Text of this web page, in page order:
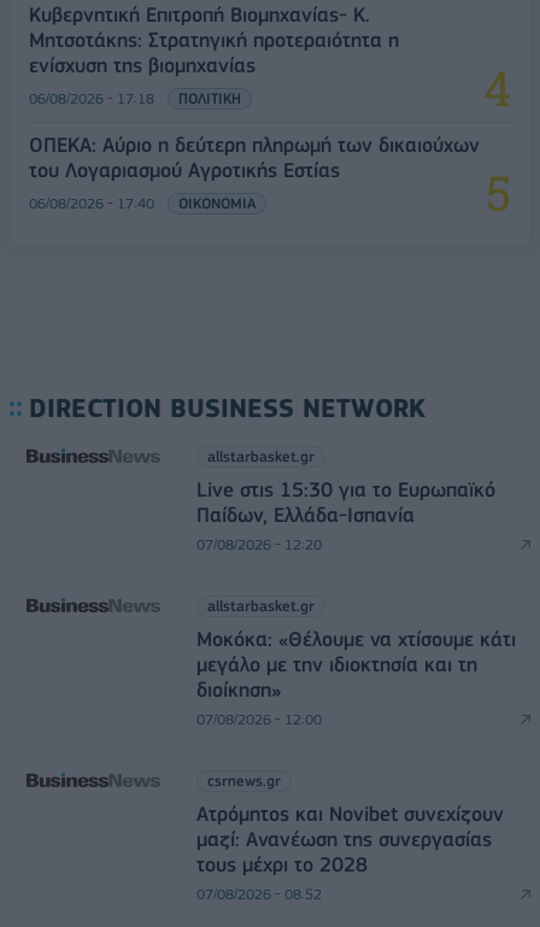
Κυβερνητική Επιτροπή Βιομηχανίας- Κ.
Μητσοτάκης: Στρατηγική προτεραιότητα η
ενίσχυση της βιομηχανίας
06/08/2026 - 17:18 ΠΟΛΙΤΙΚΗ
ΟΠΕΚΑ: Αύριο η δεύτερη πληρωμή των δικαιούχων
του Λογαριασμού Αγροτικής Εστίας
06/08/2026 - 17:40 ΟΙΚΟΝΟΜΙΑ
DIRECTION BUSINESS NETWORK
allstarbasket.gr
Live στις 15:30 για το Ευρωπαϊκό
Παίδων, Ελλάδα-Ισπανία
07/08/2026 - 12:20
allstarbasket.gr
Μοκόκα: «Θέλουμε να χτίσουμε κάτι
μεγάλο με την ιδιοκτησία και τη
διοίκηση»
07/08/2026 - 12:00
csrnews.gr
Ατρόμητος και Novibet συνεχίζουν
μαζί: Ανανέωση της συνεργασίας
τους μέχρι το 2028
07/08/2026 - 08:52